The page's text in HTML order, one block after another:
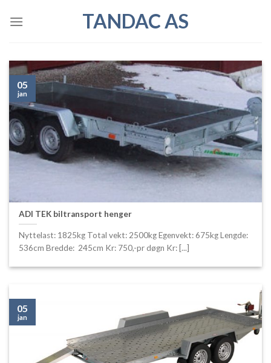
TANDAC AS
ADI TEK biltransport henger
Nyttelast: 1825kg Total vekt: 2500kg Egenvekt: 675kg Lengde:
536cm Bredde: 245cm Kr: 750,-pr døgn Kr: [...]
05
jan
05
jan